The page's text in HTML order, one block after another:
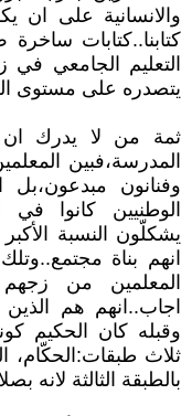
والانسانية على ان
التعليم الجامعي
يتصدره على مستوى
ثمة من لا يدرك
المدرسة،فبين
وفنانون مبدعون،بل
الوطنيين كانوا
يشكلّون النسبة
انهم بناة
المعلمين من
اجاب..انهم هم الذين
وقبله كان الحكيم
ثلاث طبقات:الحكّام،
بالطبقة الثالثة لانه